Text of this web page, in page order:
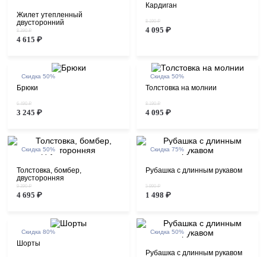
Жилет утепленный
двусторонний
8 390 ₽
4 615 ₽
Кардиган
8 190 ₽
4 095 ₽
Скидка 50%
Брюки
6 490 ₽
3 245 ₽
Скидка 50%
Толстовка на молнии
8 190 ₽
4 095 ₽
Скидка 50%
Толстовка, бомбер,
двусторонняя
9 390 ₽
4 695 ₽
Скидка 75%
Рубашка с длинным рукавом
5 990 ₽
1 498 ₽
Скидка 80%
Шорты
Скидка 50%
Рубашка с длинным рукавом